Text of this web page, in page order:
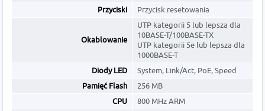
Przyciski
Przycisk resetowania
Okablowanie
UTP kategorii 5 lub lepsza dla
10BASE-T/100BASE-TX
UTP kategorii 5e lub lepsza dla
1000BASE-T
Diody LED
System, Link/Act, PoE, Speed
Pamięć Flash
256 MB
CPU
800 MHz ARM